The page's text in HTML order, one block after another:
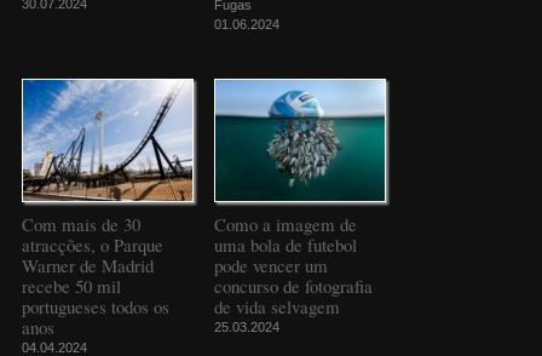
30.07.2024
Fugas
01.06.2024
Com mais de 30
atracções, o Parque
Warner de Madrid
recebe 50 mil
portugueses todos os
anos
04.04.2024
Como a imagem de
uma bola de futebol
pode vencer um
concurso de fotografia
de vida selvagem
25.03.2024